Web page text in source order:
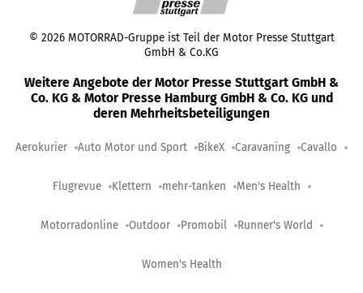
© 2026 MOTORRAD-Gruppe ist Teil der Motor Presse Stuttgart
GmbH & Co.KG
Weitere Angebote der Motor Presse Stuttgart GmbH &
Co. KG & Motor Presse Hamburg GmbH & Co. KG und
deren Mehrheitsbeteiligungen
Aerokurier Auto Motor und Sport BikeX Caravaning Cavallo
Flugrevue Klettern mehr-tanken Men's Health
Motorradonline Outdoor Promobil Runner's World
Women's Health